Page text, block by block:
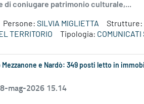
di coniugare patrimonio culturale,...
Persone: SILVIA MIGLIETTA Strutture:
TERRITORIO
Tipologia:
e Nardò: 349 posti letto in
mag-2026 15.14